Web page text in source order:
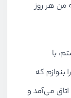
من هر روز
با
که
می‌آمد و